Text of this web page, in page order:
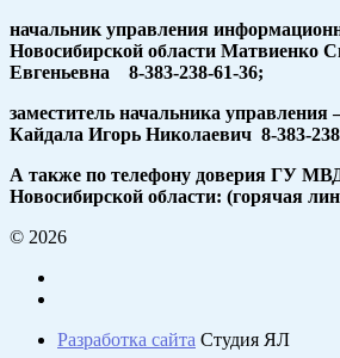
начальник управления
Новосибирской области Матвиенко
Евгеньевна 8-383-238-61-36;
заместитель начальника управления
Кайдала Игорь Николаевич 8-383-
А также по телефону доверия ГУ
Новосибирской области: (горячая
© 2026
Разработка сайта Студия ЯЛ